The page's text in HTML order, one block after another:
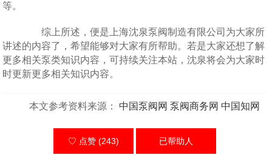
等。
综上所述，便是上海沈泉泵阀制造有限公司为大家所
讲述的内容了，希望能够对大家有所帮助。若是大家还想了解
更多相关泵类知识内容，可持续关注本站，沈泉将会为大家时
时更新更多相关知识内容。
本文参考资料来源： 中国泵阀网 泵阀商务网 中国知网
♡ 点赞 (243) 已帮助 人